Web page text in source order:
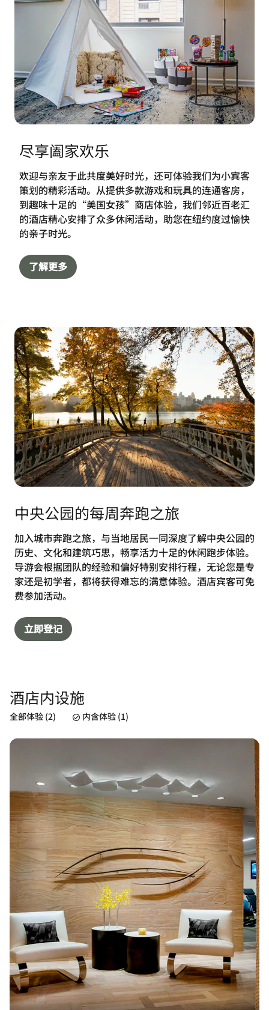
尽享阖家欢乐
欢迎与亲友于此共度美好时光，还可体验我们为小宾客
策划的精彩活动。从提供多款游戏和玩具的连通客房，
到趣味十足的“美国女孩”商店体验，我们邻近百老汇
的酒店精心安排了众多休闲活动，助您在纽约度过愉快
的亲子时光。
了解更多
中央公园的每周奔跑之旅
加入城市奔跑之旅，与当地居民一同深度了解中央公园的
历史、文化和建筑巧思，畅享活力十足的休闲跑步体验。
导游会根据团队的经验和偏好特别安排行程，无论您是专
家还是初学者，都将获得难忘的满意体验。酒店宾客可免
费参加活动。
立即登记
酒店内设施
全部体验 (2) 内含体验 (1)